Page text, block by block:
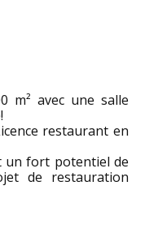
m² avec une salle
restaurant en
un fort potentiel de
de restauration